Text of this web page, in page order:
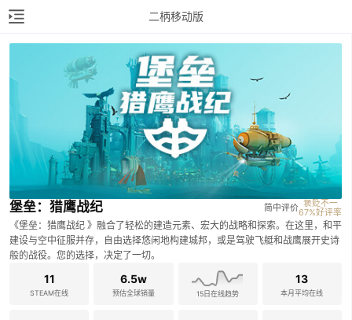
二柄移动版
堡垒：猎鹰战纪 简中评价 褒贬不一
67%好评率
《堡垒：猎鹰战纪 》融合了轻松的建造元素、宏大的战略和探索。在这里，和平
建设与空中征服并存，自由选择悠闲地构建城邦，或是驾驶飞艇和战鹰展开史诗
般的战役。您的选择，决定了一切。
11
STEAM在线
6.5w
预估全球销量 15日在线趋势
13
本月平均在线